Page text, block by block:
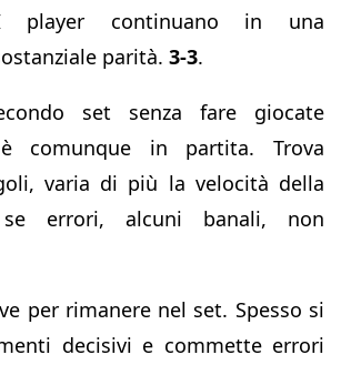
I player continuano in una
parità. 3-3.
set senza fare giocate
comunque in partita. Trova
varia di più la velocità della
errori, alcuni banali, non
per rimanere nel set. Spesso si
decisivi e commette errori